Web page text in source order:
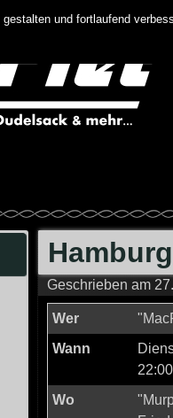
Geschrieben am
Wer
Wann
22:00
Wo
und fortlaufend